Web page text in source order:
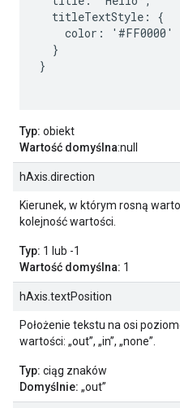
  titleTextStyle: {
    color: '#FF0000'
  }
}
Typ: obiekt
Wartość domyślna:null
hAxis.direction
Kierunek, w którym rosną
kolejność wartości.
Typ: 1 lub -1
Wartość domyślna: 1
hAxis.textPosition
Położenie tekstu na osi
wartości: „out”, „in”, „none”.
Typ: ciąg znaków
Domyślnie: „out”